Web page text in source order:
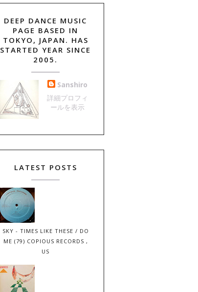
DEEP DANCE MUSIC
PAGE BASED IN
TOKYO, JAPAN. HAS
STARTED YEAR SINCE
2005.
Sanshiro
詳細プロフィ
ールを表示
LATEST POSTS
SKY - TIMES LIKE THESE / DO
ME (79) COPIOUS RECORDS ,
US